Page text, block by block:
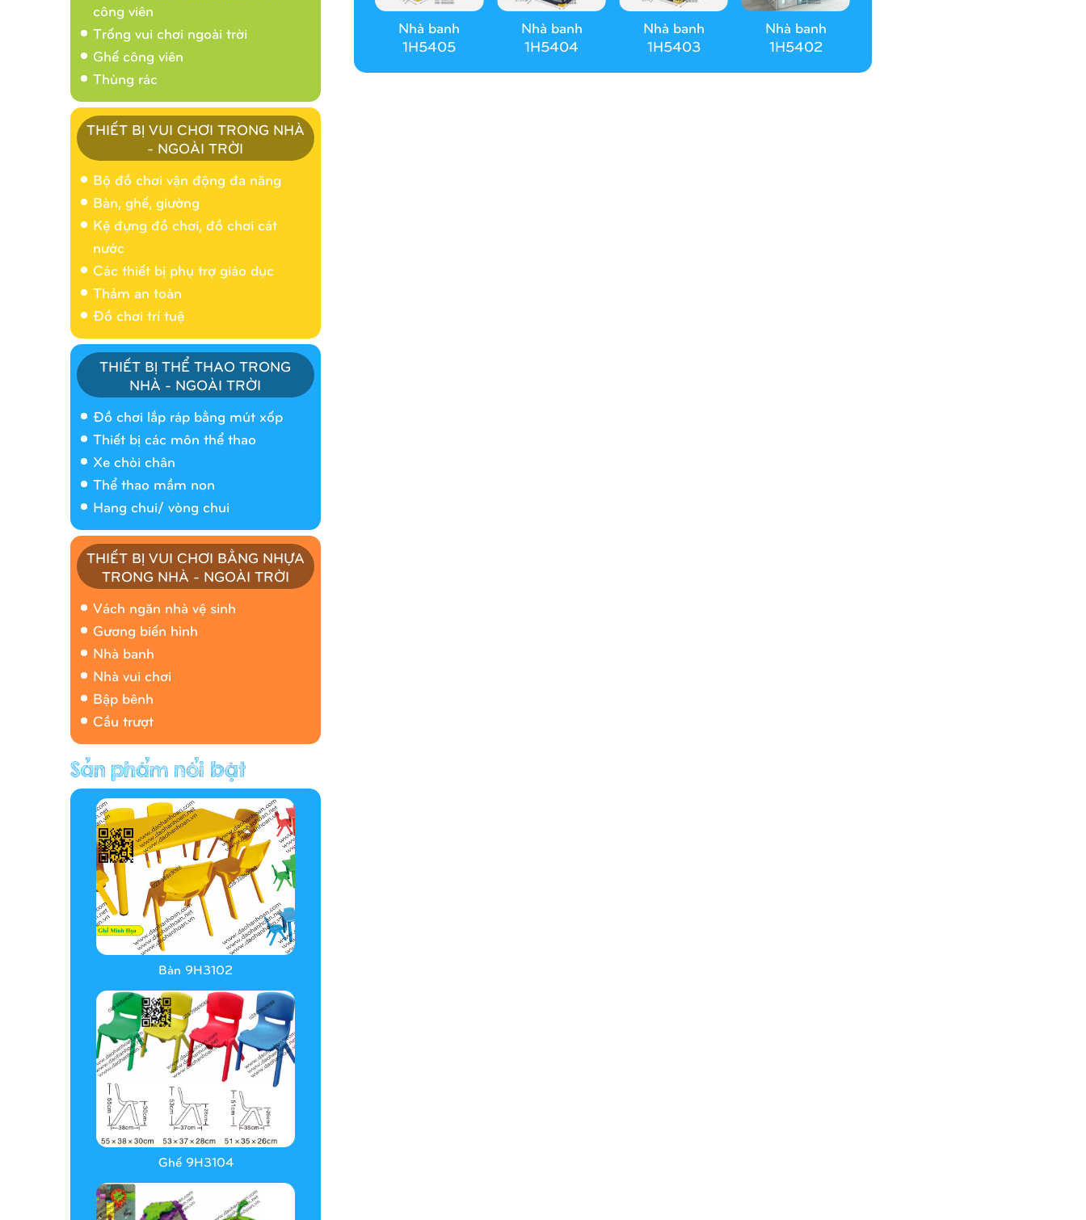
công viên
Trống vui chơi ngoài trời
Ghế công viên
Thùng rác
THIẾT BỊ VUI CHƠI TRONG NHÀ
- NGOÀI TRỜI
Bộ đồ chơi vận động đa năng
Bàn, ghế, giường
Kệ đựng đồ chơi, đồ chơi cát
nước
Các thiết bị phụ trợ giáo dục
Thảm an toàn
Đồ chơi trí tuệ
THIẾT BỊ THỂ THAO TRONG
NHÀ - NGOÀI TRỜI
Đồ chơi lắp ráp bằng mút xốp
Thiết bị các môn thể thao
Xe chòi chân
Thể thao mầm non
Hang chui/ vòng chui
THIẾT BỊ VUI CHƠI BẰNG NHỰA
TRONG NHÀ - NGOÀI TRỜI
Vách ngăn nhà vệ sinh
Gương biến hình
Nhà banh
Nhà vui chơi
Bập bênh
Cầu trượt
Nhà banh 9H5404
Nhà banh 9H5408
Hàng rào/nhà banh 9H5412
Bàn 9H3102
Ghế 9H3104
Nhà banh
1H5405
Nhà banh
1H5404
Nhà banh
1H5403
Nhà banh
1H5402